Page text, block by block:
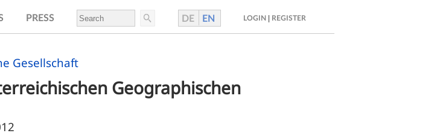
PRESS DE EN LOGIN REGISTER
Gesellschaft
Geographischen